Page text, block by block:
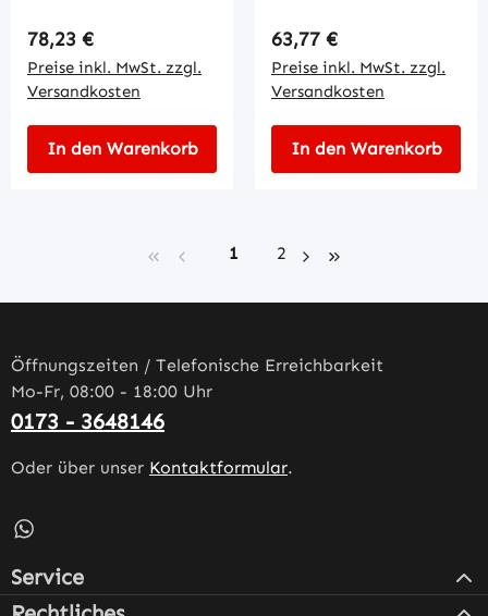
Regulärer Preis:
78,23 €
Preise inkl. MwSt. zzgl.
Versandkosten
In den Warenkorb
Regulärer Preis:
63,77 €
Preise inkl. MwSt. zzgl.
Versandkosten
In den Warenkorb
Seite
1 Seite
2
Öffnungszeiten / Telefonische Erreichbarkeit
Mo-Fr, 08:00 - 18:00 Uhr
0173 - 3648146
Oder über unser Kontaktformular.
Schreib uns auf WhatsApp – öffnet in neuem Tab
Service